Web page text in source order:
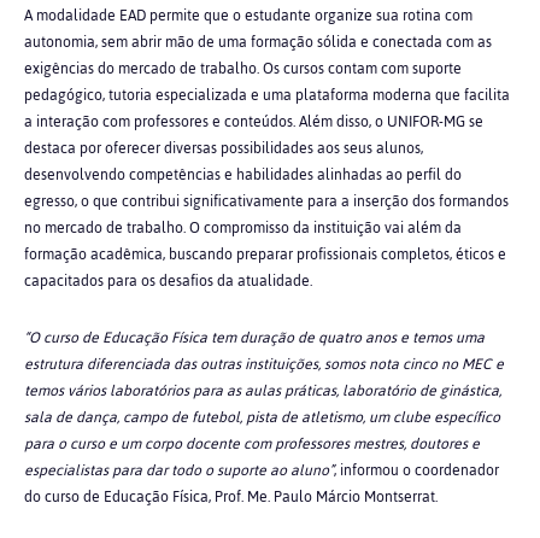
A modalidade EAD permite que o estudante organize sua rotina com
autonomia, sem abrir mão de uma formação sólida e conectada com as
exigências do mercado de trabalho. Os cursos contam com suporte
pedagógico, tutoria especializada e uma plataforma moderna que facilita
a interação com professores e conteúdos.Além disso, o UNIFOR-MG se
destaca por oferecer diversas possibilidades aos seus alunos,
desenvolvendo competências e habilidades alinhadas ao perfil do
egresso, o que contribui significativamente para a inserção dos formandos
no mercado de trabalho. O compromisso da instituição vai além da
formação acadêmica, buscando preparar profissionais completos, éticos e
capacitados para os desafios da atualidade.
“O curso de Educação Física tem duração de quatro anos e temos uma
estrutura diferenciada das outras instituições, somos nota cinco no MEC e
temos vários laboratórios para as aulas práticas, laboratório de ginástica,
sala de dança, campo de futebol, pista de atletismo, um clube específico
para o curso e um corpo docente com professores mestres, doutores e
especialistas para dar todo o suporte ao aluno”, informou o coordenador
do curso de Educação Física,Prof. Me. Paulo Márcio Montserrat.